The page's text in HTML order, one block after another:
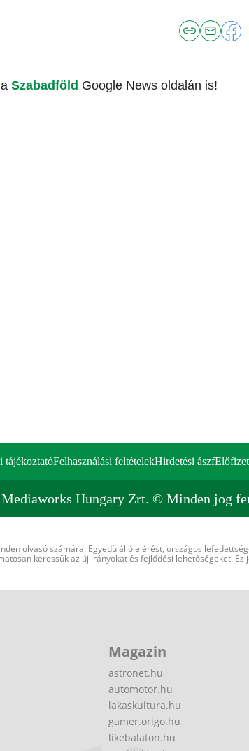
Szabadföld Google News oldalán is!
tájékoztatóFelhasználási feltételekHirdetési ászf
Mediaworks Hungary Zrt. © Minden jog
olvasó számára. Egyedülálló elérést, országos
keressük az új irányokat és fejlődési lehetőségeket. Ez
Magazin
astronet.hu
automotor.hu
lakaskultura.hu
gamer.origo.hu
likebalaton.hu